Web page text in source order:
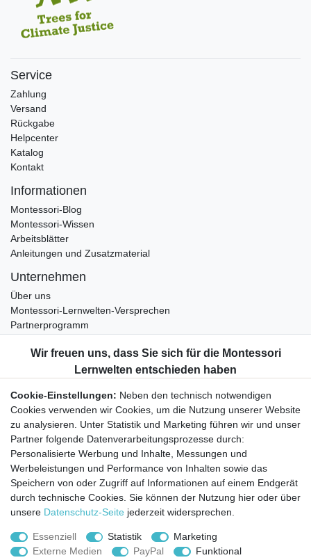
Service
Zahlung
Versand
Rückgabe
Helpcenter
Katalog
Kontakt
Informationen
Montessori-Blog
Montessori-Wissen
Arbeitsblätter
Anleitungen und Zusatzmaterial
Unternehmen
Über uns
Montessori-Lernwelten-Versprechen
Partnerprogramm
Bestellung widerrufen
Datenschutzerklärung
AGB
Impressum
Aktuelles rund um Montessori-Materialien und
Montessori-Pädagogik.
Kostenfreie wöchentliche Infos
Hiermit bestätige ich, dass ich dieDaten­schutz­erklärunggelesen habe. Sie
Abonnieren
Cookie-Einstellungen: Neben den technisch notwendigen
Cookies verwenden wir Cookies, um die Nutzung unserer Website
zu analysieren. Unter Statistik und Marketing führen wir und unser
Partner folgende Datenverarbeitungsprozesse durch:
Personalisierte Werbung und Inhalte, Messungen und
Werbeleistungen und Performance von Inhalten sowie das
Speichern von oder Zugriff auf Informationen auf einem Endgerät
durch technische Cookies. Sie können der Nutzung hier oder über
unsere Datenschutz-Seite jederzeit widersprechen.
Essenziell Statistik
Marketing
Externe Medien
PayPal Funktional